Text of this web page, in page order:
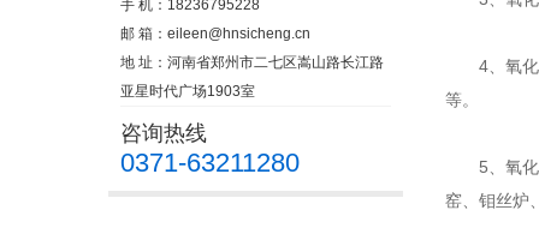
手 机：18236795228
邮 箱： eileen@hnsicheng.cn
地 址：河南省郑州市二七区嵩山路长江路
亚星时代广场1903室
咨询热线
0371-63211280
4、氧化铝
等。
5、氧化铝
窑、钼丝炉